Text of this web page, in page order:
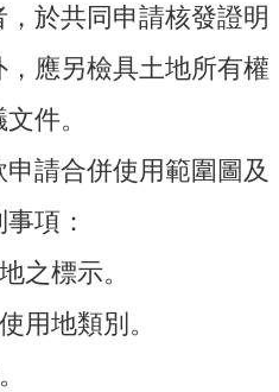
於共同申請核發證明
應另檢具土地所有權
件。
請合併使用範圍圖及
項：
之標示。
用地類別。